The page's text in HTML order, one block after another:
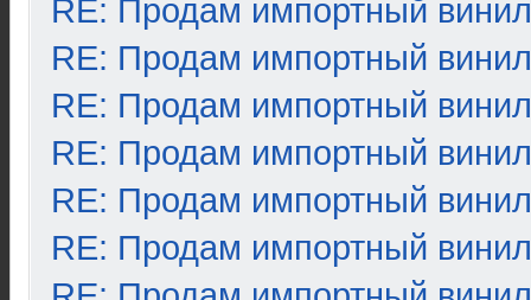
RE: Продам импортный винил
RE: Продам импортный винил
RE: Продам импортный винил
RE: Продам импортный винил
RE: Продам импортный винил
RE: Продам импортный винил